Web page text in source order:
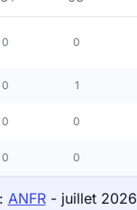
0 0
0 1
0 0
0 0
ANFR- juillet 2026